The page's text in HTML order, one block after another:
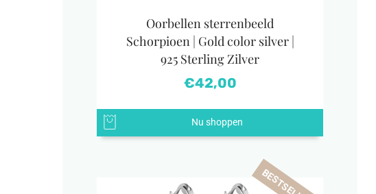
Oorbellen sterrenbeeld
Schorpioen | Gold color silver |
925 Sterling Zilver
€42,00
Nu shoppen